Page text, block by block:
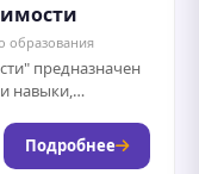
образования
предназначен
навыки,
и
Подробнее